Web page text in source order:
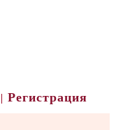
Регистрация